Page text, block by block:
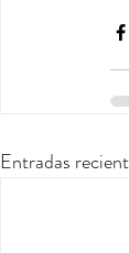
Entradas